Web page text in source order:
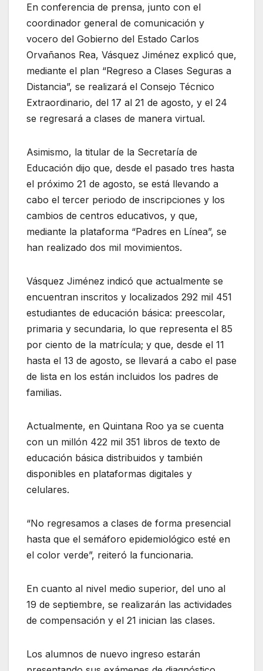
En conferencia de prensa, junto con el
coordinador general de comunicación y
vocero del Gobierno del Estado Carlos
Orvañanos Rea, Vásquez Jiménez explicó que,
mediante el plan “Regreso a Clases Seguras a
Distancia”, se realizará el Consejo Técnico
Extraordinario, del 17 al 21 de agosto, y el 24
se regresará a clases de manera virtual.
Asimismo, la titular de la Secretaría de
Educación dijo que, desde el pasado tres hasta
el próximo 21 de agosto, se está llevando a
cabo el tercer periodo de inscripciones y los
cambios de centros educativos, y que,
mediante la plataforma “Padres en Línea”, se
han realizado dos mil movimientos.
Vásquez Jiménez indicó que actualmente se
encuentran inscritos y localizados 292 mil 451
estudiantes de educación básica: preescolar,
primaria y secundaria, lo que representa el 85
por ciento de la matrícula; y que, desde el 11
hasta el 13 de agosto, se llevará a cabo el pase
de lista en los están incluidos los padres de
familias.
Actualmente, en Quintana Roo ya se cuenta
con un millón 422 mil 351 libros de texto de
educación básica distribuidos y también
disponibles en plataformas digitales y
celulares.
“No regresamos a clases de forma presencial
hasta que el semáforo epidemiológico esté en
el color verde”, reiteró la funcionaria.
En cuanto al nivel medio superior, del uno al
19 de septiembre, se realizarán las actividades
de compensación y el 21 inician las clases.
Los alumnos de nuevo ingreso estarán